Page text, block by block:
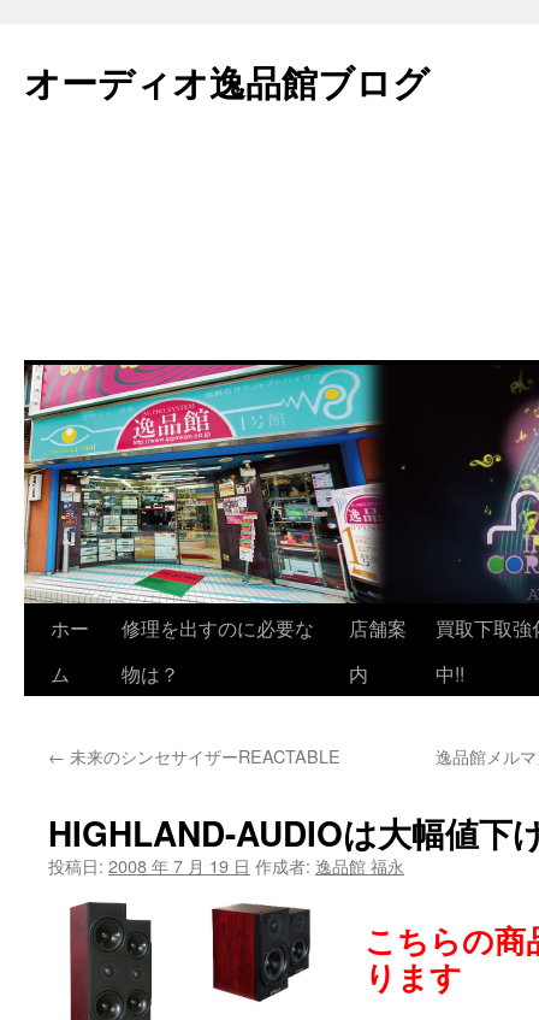
テ
ン
オーディオ逸品館ブログ
ホー
ム
修理を出すのに必要な
物は？
店舗案
内
買取下取強
中!!
← 未来のシンセサイザーREACTABLE 逸品館メル
HIGHLAND-AUDIOは大幅値下
投稿日: 2008 年 7 月 19 日 作成者: 逸品館 福永
こちらの
ります